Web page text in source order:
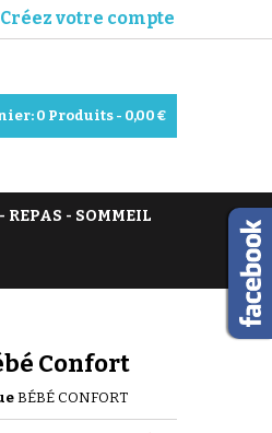
Créez votre compte
0 Produits - 0,00 €
REPAS - SOMMEIL
Confort
BÉBÉ CONFORT